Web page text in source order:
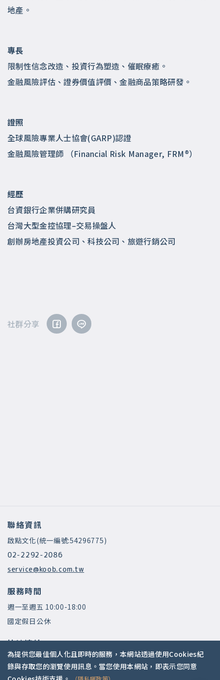
地產。
專長
限制性信念改造、投資行為塑造、催眠療癒。
金融風險評估、證券價值評價、金融商品策略研發。
證照
全球風險專業人士協會(GARP)認證
金融風險管理師 （Financial Risk Manager, FRM®）
經歷
台資銀行企業併購研究員
台灣大型金控協理–交易操盤人
創辦房地產投資公司、科技公司、旅遊行銷公司
社群分享
聯絡資訊
啟點文化(統一編號:54296775)
02-2292-2086
service@koob.com.tw
服務時間
週一至週五 10:00-18:00
國定假日公休
快速連結
關於我們
常見問題
為提供您最佳個人化且即時的服務，本網站透過使用Cookies紀
錄與存取您的瀏覽使用訊息。當您使用本網站，即表示您同意